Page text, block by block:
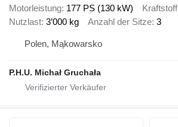
Motorleistung 177 PS (130 kW) Kraftstoff
Nutzlast 3’000 kg Anzahl der Sitze 3
Polen, Mąkowarsko
P.H.U. Michał Gruchała